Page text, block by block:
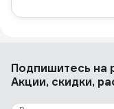
Подпишитесь на
Акции, скидки,